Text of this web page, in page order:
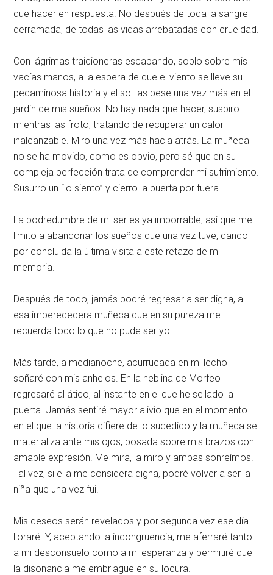
que hacer en respuesta. No después de toda la sangre
derramada, de todas las vidas arrebatadas con crueldad.
Con lágrimas traicioneras escapando, soplo sobre mis
vacías manos, a la espera de que el viento se lleve su
pecaminosa historia y el sol las bese una vez más en el
jardín de mis sueños. No hay nada que hacer, suspiro
mientras las froto, tratando de recuperar un calor
inalcanzable. Miro una vez más hacia atrás. La muñeca
no se ha movido, como es obvio, pero sé que en su
compleja perfección trata de comprender mi sufrimiento.
Susurro un “lo siento” y cierro la puerta por fuera.
La podredumbre de mi ser es ya imborrable, así que me
limito a abandonar los sueños que una vez tuve, dando
por concluida la última visita a este retazo de mi
memoria.
Después de todo, jamás podré regresar a ser digna, a
esa imperecedera muñeca que en su pureza me
recuerda todo lo que no pude ser yo.
Más tarde, a medianoche, acurrucada en mi lecho
soñaré con mis anhelos. En la neblina de Morfeo
regresaré al ático, al instante en el que he sellado la
puerta. Jamás sentiré mayor alivio que en el momento
en el que la historia difiere de lo sucedido y la muñeca se
materializa ante mis ojos, posada sobre mis brazos con
amable expresión. Me mira, la miro y ambas sonreímos.
Tal vez, si ella me considera digna, podré volver a ser la
niña que una vez fui.
Mis deseos serán revelados y por segunda vez ese día
lloraré. Y, aceptando la incongruencia, me aferraré tanto
a mi desconsuelo como a mi esperanza y permitiré que
la disonancia me embriague en su locura.